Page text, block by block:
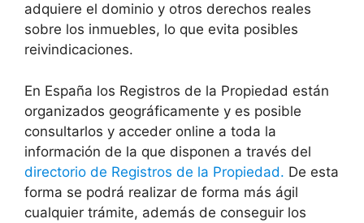
adquiere el dominio y otros derechos reales
sobre los inmuebles, lo que evita posibles
reivindicaciones.
En España los Registros de la Propiedad están
organizados geográficamente y es posible
consultarlos y acceder online a toda la
información de la que disponen a través del
directorio de Registros de la Propiedad. De esta
forma se podrá realizar de forma más ágil
cualquier trámite, además de conseguir los